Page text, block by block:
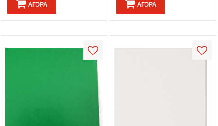
ΑΓΟΡΆ ΑΓΟΡΆ